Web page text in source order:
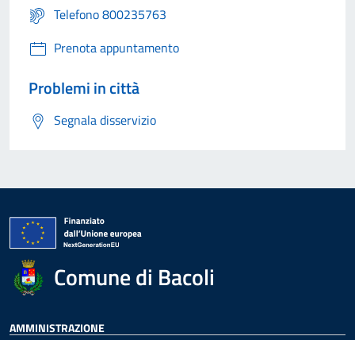
Telefono 800235763
Prenota appuntamento
Problemi in città
Segnala disservizio
Comune di Bacoli
AMMINISTRAZIONE